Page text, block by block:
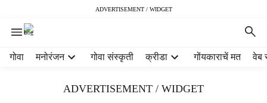
ADVERTISEMENT / WIDGET
गोवा मनोरंजन गोवा संस्कृती क्रीडा गोंयकाराचें मत वेब
ADVERTISEMENT / WIDGET